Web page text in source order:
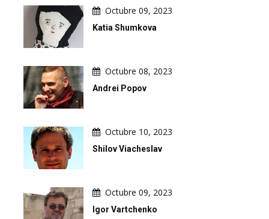
Octubre 09, 2023
Katia Shumkova
Octubre 08, 2023
Andrei Popov
Octubre 10, 2023
Shilov Viacheslav
Octubre 09, 2023
Igor Vartchenko